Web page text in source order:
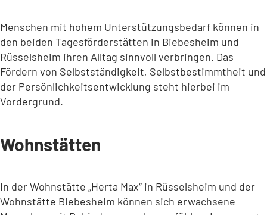
Menschen mit hohem Unterstützungsbedarf können in
den beiden Tagesförderstätten in Biebesheim und
Rüsselsheim ihren Alltag sinnvoll verbringen. Das
Fördern von Selbstständigkeit, Selbstbestimmtheit und
der Persönlichkeitsentwicklung steht hierbei im
Vordergrund.
Wohnstätten
In der Wohnstätte „Herta Max“ in Rüsselsheim und der
Wohnstätte Biebesheim können sich erwachsene